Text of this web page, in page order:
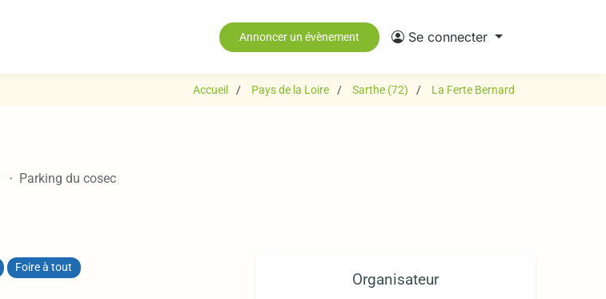
Annoncer un évènement Se connecter
Accueil Pays de la Loire Sarthe (72) La Ferte Bernard
Parking du cosec
Foire à tout
Organisateur